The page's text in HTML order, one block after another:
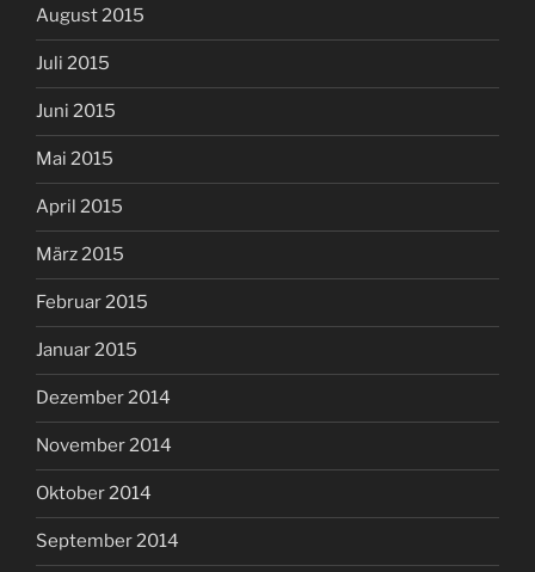
August 2015
Juli 2015
Juni 2015
Mai 2015
April 2015
März 2015
Februar 2015
Januar 2015
Dezember 2014
November 2014
Oktober 2014
September 2014